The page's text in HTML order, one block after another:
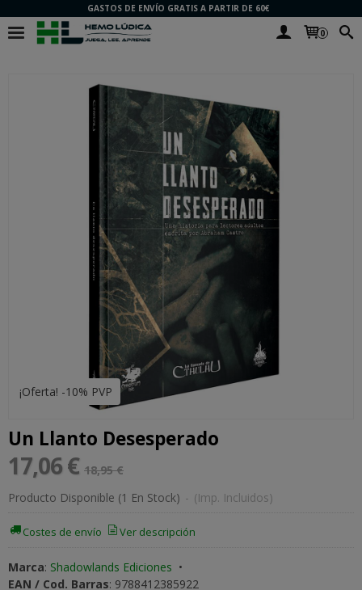
GASTOS DE ENVÍO GRATIS A PARTIR DE 60€
0
¡Oferta! -10% PVP
Un Llanto Desesperado
17,06 € 18,95 €
Producto Disponible (1 En Stock) - (Imp. Incluidos)
Costes de envío Ver descripción
Marca: Shadowlands Ediciones •
EAN / Cod. Barras: 9788412385922